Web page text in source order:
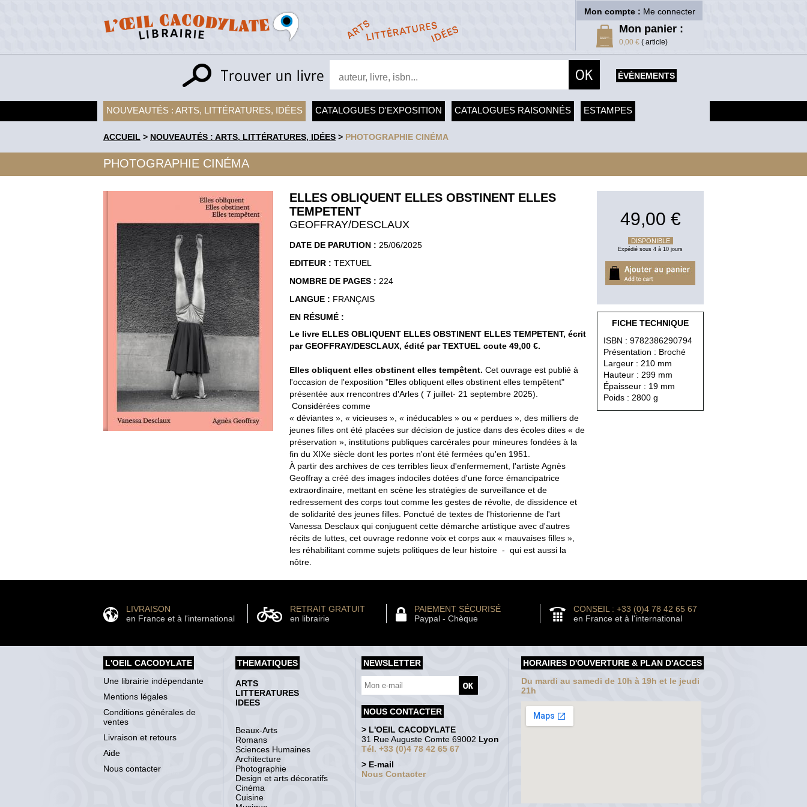
Mon compte : Me connecter
Mon panier :
0,00 € ( article)
ÉVÈNEMENTS
NOUVEAUTÉS : ARTS, LITTÉRATURES, IDÉES CATALOGUES D'EXPOSITION CATALOGUES RAISONNÉS ESTAMPES
ACCUEIL > NOUVEAUTÉS : ARTS, LITTÉRATURES, IDÉES > PHOTOGRAPHIE CINÉMA
PHOTOGRAPHIE CINÉMA
ELLES OBLIQUENT ELLES OBSTINENT ELLES
TEMPETENT
GEOFFRAY/DESCLAUX
DATE DE PARUTION : 25/06/2025
EDITEUR : TEXTUEL
NOMBRE DE PAGES : 224
LANGUE : FRANÇAIS
EN RÉSUMÉ :
Le livre ELLES OBLIQUENT ELLES OBSTINENT ELLES TEMPETENT, écrit
par GEOFFRAY/DESCLAUX, édité par TEXTUEL coute 49,00 €.
Elles obliquent elles obstinent elles tempêtent. Cet ouvrage est publié à
l'occasion de l'exposition "Elles obliquent elles obstinent elles tempêtent"
présentée aux rrencontres d'Arles ( 7 juillet- 21 septembre 2025).
Considérées comme
« déviantes », « vicieuses », « inéducables » ou « perdues », des milliers de
jeunes filles ont été placées sur décision de justice dans des écoles dites « de
préservation », institutions publiques carcérales pour mineures fondées à la
fin du XIXe siècle dont les portes n'ont été fermées qu'en 1951.
À partir des archives de ces terribles lieux d'enfermement, l'artiste Agnès
Geoffray a créé des images indociles dotées d'une force émancipatrice
extraordinaire, mettant en scène les stratégies de surveillance et de
redressement des corps tout comme les gestes de révolte, de dissidence et
de solidarité des jeunes filles. Ponctué de textes de l'historienne de l'art
Vanessa Desclaux qui conjuguent cette démarche artistique avec d'autres
récits de luttes, cet ouvrage redonne voix et corps aux « mauvaises filles »,
les réhabilitant comme sujets politiques de leur histoire - qui est aussi la
nôtre.
49,00 €
DISPONIBLE
Expédié sous 4 à 10 jours
FICHE TECHNIQUE
ISBN : 9782386290794
Présentation : Broché
Largeur : 210 mm
Hauteur : 299 mm
Épaisseur : 19 mm
Poids : 2800 g
LIVRAISON
en France et à l'international
RETRAIT GRATUIT
en librairie
PAIEMENT SÉCURISÉ
Paypal - Chèque
CONSEIL : +33 (0)4 78 42 65 67
en France et à l'international
L'OEIL CACODYLATE
Une librairie indépendante
Mentions légales
Conditions générales de
ventes
Livraison et retours
Aide
Nous contacter
THEMATIQUES
ARTS
LITTERATURES
IDEES
Beaux-Arts
Romans
Sciences Humaines
Architecture
Photographie
Design et arts décoratifs
Cinéma
Cuisine
NEWSLETTER
NOUS CONTACTER
> L'OEIL CACODYLATE
31 Rue Auguste Comte 69002 Lyon
Tél. +33 (0)4 78 42 65 67
> E-mail
Nous Contacter
HORAIRES D'OUVERTURE & PLAN D'ACCES
Du mardi au samedi de 10h à 19h et le jeudi
21h